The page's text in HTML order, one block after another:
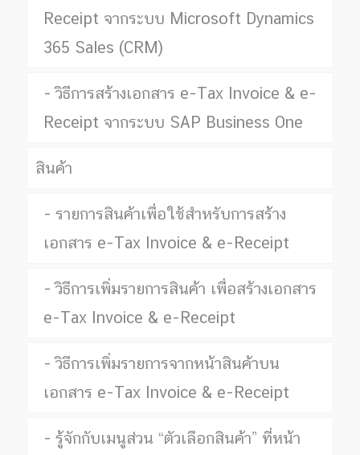
Receipt จากระบบ Microsoft Dynamics
365 Sales (CRM)
วิธีการสร้างเอกสาร e-Tax Invoice & e-
Receipt จากระบบ SAP Business One
สินค้า
รายการสินค้าเพื่อใช้สำหรับการสร้าง
เอกสาร e-Tax Invoice & e-Receipt
วิธีการเพิ่มรายการสินค้า เพื่อสร้างเอกสาร
e-Tax Invoice & e-Receipt
วิธีการเพิ่มรายการจากหน้าสินค้าบน
เอกสาร e-Tax Invoice & e-Receipt
รู้จักกับเมนูส่วน “ตัวเลือกสินค้า” ที่หน้า